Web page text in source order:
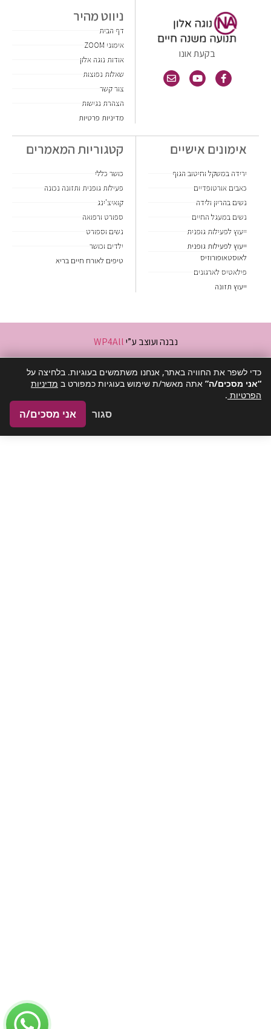
בקעת אונו
ניווט מהיר
דף הבית
אימוני ZOOM
אודות נוגה אלון
שאלות נפוצות
צור קשר
הצהרת נגישות
מדיניות פרטיות
אימונים אישיים
ירידה במשקל וחיטוב הגוף
כאבים אורטופדיים
נשים בהריון ולידה
נשים במעגל החיים
ייעוץ לפעילות גופנית
ייעוץ לפעילות גופנית
לאוסטאופורוזיס
פילאטיס לארגונים
ייעוץ תזונה
קטגוריות המאמרים
כושר כללי
פעילות גופנית ותזונה נכונה
קואיצ'ינג
ספורט ורפואה
נשים וספורט
ילדים וכושר
טיפים לאורח חיים בריא
נבנה ועוצב ע”יWP4All
כדי לשפר את החוויה באתר, אנחנו משתמשים בעוגיות. בלחיצה על
“אני מסכים/ה” אתה מאשר/ת שימוש בעוגיות כמפורט ב מדיניות
הפרטיות .
סגור אני מסכים/ה